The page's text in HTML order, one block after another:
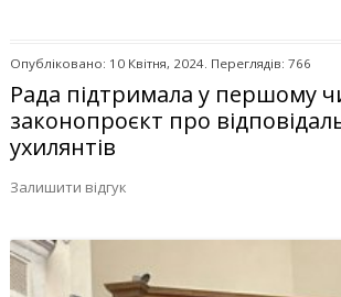
Опубліковано: 10 Квітня, 2024. Переглядів: 766
Рада підтримала у першому
законопроєкт про
ухилянтів
Залишити відгук